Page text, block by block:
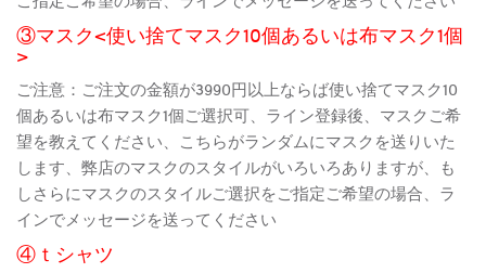
③マスク<使い捨てマスク10個あるいは布マスク1個
>
ご注意：ご注文の金額が3990円以上ならば使い捨てマスク10
個あるいは布マスク1個ご選択可、ライン登録後、マスクご希
望を教えてください、こちらがランダムにマスクを送りいた
します、弊店のマスクのスタイルがいろいろありますが、も
しさらにマスクのスタイルご選択をご指定ご希望の場合、ラ
インでメッセージを送ってください
④ｔシャツ